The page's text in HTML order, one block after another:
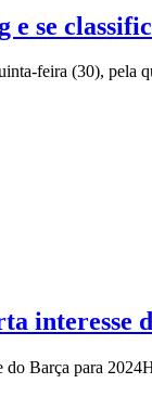
e se
feira (30), pela
interesse
do Barça para 2024